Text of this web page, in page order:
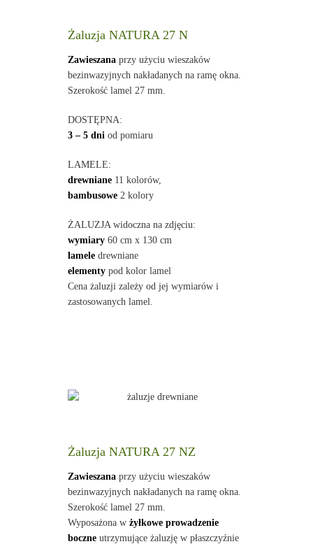
Żaluzja NATURA 27 N
Zawieszanaprzy użyciu wieszaków
bezinwazyjnych nakładanych na ramę okna.
Szerokość lamel 27 mm.
DOSTĘPNA:
3 – 5 dni od pomiaru
LAMELE:
drewniane11 kolorów,
bambusowe2 kolory
ŻALUZJA widoczna na zdjęciu:
wymiary60 cm x 130 cm
lameledrewniane
elementypod kolor lamel
Cena żaluzji zależy od jej wymiarów i
zastosowanych lamel.
Żaluzja NATURA 27 NZ
Zawieszanaprzy użyciu wieszaków
bezinwazyjnych nakładanych na ramę okna.
Szerokość lamel 27 mm.
Wyposażona w żyłkowe prowadzenie
boczneutrzymujące żaluzję w płaszczyźnie